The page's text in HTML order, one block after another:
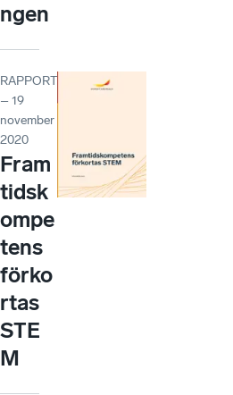
ngen
RAPPORT
– 19
november
2020
Fram
tidsk
ompe
tens
förko
rtas
STE
M